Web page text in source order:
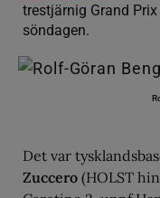
trestjärnig Grand
söndagen.
Det var
Zuccero (HOLST